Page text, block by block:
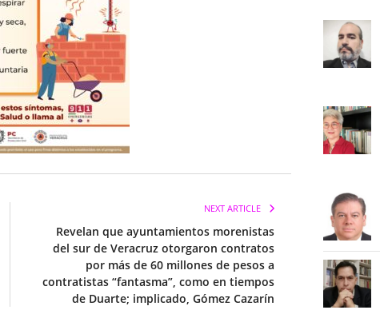
NEXT ARTICLE
Revelan que ayuntamientos morenistas
del sur de Veracruz otorgaron contratos
por más de 60 millones de pesos a
contratistas “fantasma”, como en tiempos
de Duarte; implicado, Gómez Cazarín